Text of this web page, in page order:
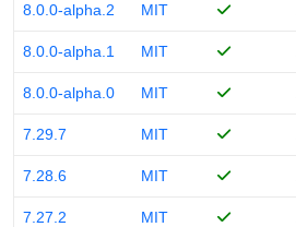
8.0.0-alpha.2 MIT
8.0.0-alpha.1 MIT
8.0.0-alpha.0 MIT
7.29.7 MIT
7.28.6 MIT
7.27.2 MIT